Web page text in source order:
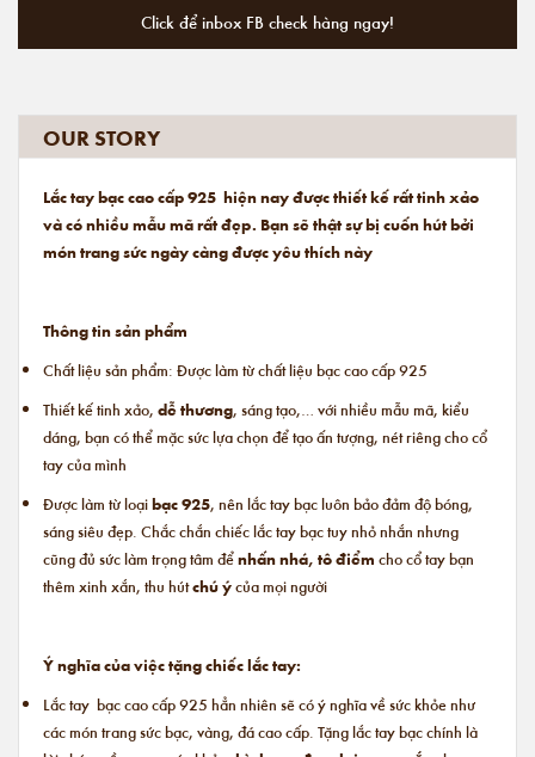
Click để inbox FB check hàng ngay!
OUR STORY
Lắc tay bạc cao cấp 925 hiện nay được thiết kế rất tinh xảo
và có nhiều mẫu mã rất đẹp. Bạn sẽ thật sự bị cuốn hút bởi
món trang sức ngày càng được yêu thích này
Thông tin sản phẩm
Chất liệu sản phẩm: Được làm từ chất liệu bạc cao cấp 925
Thiết kế tinh xảo, dễ thương, sáng tạo,… với nhiều mẫu mã, kiểu
dáng, bạn có thể mặc sức lựa chọn để tạo ấn tượng, nét riêng cho cổ
tay của mình
Được làm từ loạibạc 925, nên lắc tay bạc luôn bảo đảm độ bóng,
sáng siêu đẹp. Chắc chắn chiếc lắc tay bạc tuy nhỏ nhắn nhưng
cũng đủ sức làm trọng tâm đểnhấn nhá, tô điểm cho cổ tay bạn
thêm xinh xắn, thu hútchú ýcủa mọi người
Ý nghĩa của việc tặng chiếc lắc tay:
Lắc tay bạc cao cấp 925 hẳn nhiên sẽ có ý nghĩa về sức khỏe như
các món trang sức bạc, vàng, đá cao cấp. Tặng lắc tay bạc chính là